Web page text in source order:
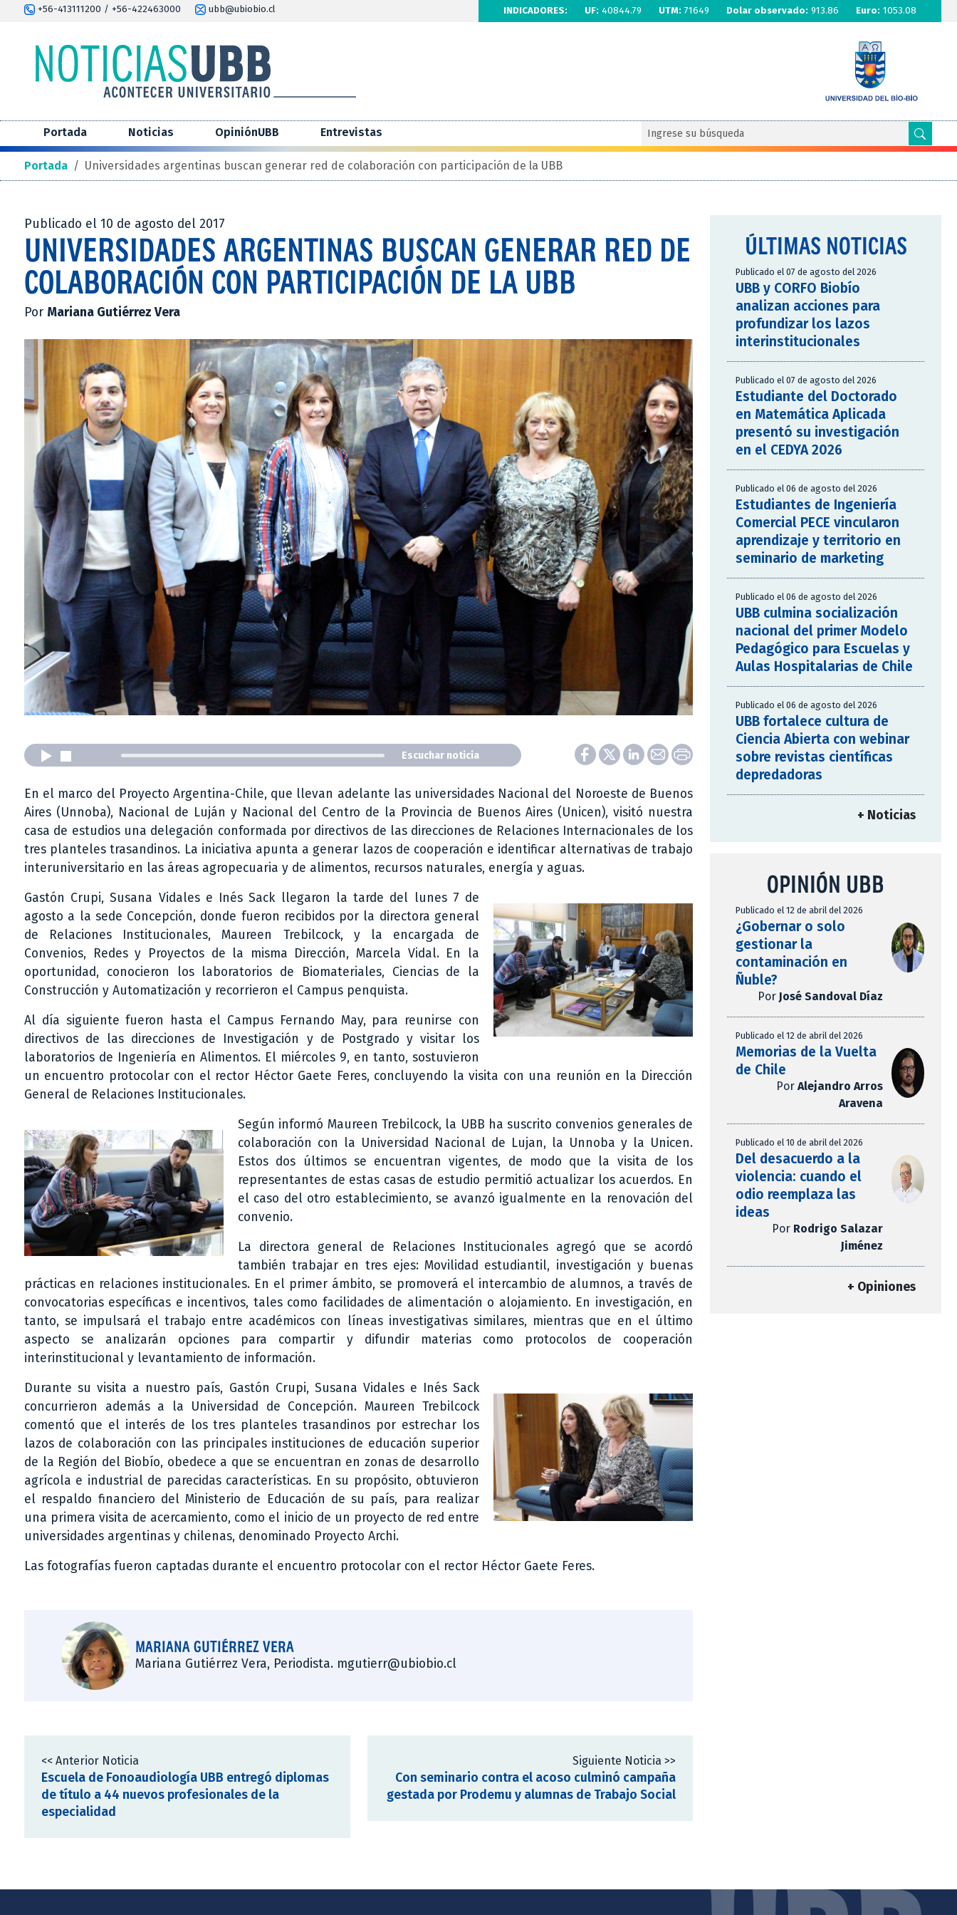
+56-413111200 / +56-422463000 ubb@ubiobio.cl INDICADORES: UF: 40844.79 UTM: 71649 Dolar observado: 913.86 Euro: 1053.08
Portada Noticias OpiniónUBB Entrevistas
Portada / Universidades argentinas buscan generar red de colaboración con participación de la UBB
Publicado el 10 de agosto del 2017
UNIVERSIDADES ARGENTINAS BUSCAN GENERAR RED DE
COLABORACIÓN CON PARTICIPACIÓN DE LA UBB
Por Mariana Gutiérrez Vera
Escuchar noticia
En el marco del Proyecto Argentina-Chile, que llevan adelante las universidades Nacional del Noroeste de Buenos
Aires (Unnoba), Nacional de Luján y Nacional del Centro de la Provincia de Buenos Aires (Unicen), visitó nuestra
casa de estudios una delegación conformada por directivos de las direcciones de Relaciones Internacionales de los
tres planteles trasandinos. La iniciativa apunta a generar lazos de cooperación e identificar alternativas de trabajo
interuniversitario en las áreas agropecuaria y de alimentos, recursos naturales, energía y aguas.
Gastón Crupi, Susana Vidales e Inés Sack llegaron la tarde del lunes 7 de
agosto a la sede Concepción, donde fueron recibidos por la directora general
de Relaciones Institucionales, Maureen Trebilcock, y la encargada de
Convenios, Redes y Proyectos de la misma Dirección, Marcela Vidal. En la
oportunidad, conocieron los laboratorios de Biomateriales, Ciencias de la
Construcción y Automatización y recorrieron el Campus penquista.
Al día siguiente fueron hasta el Campus Fernando May, para reunirse con
directivos de las direcciones de Investigación y de Postgrado y visitar los
laboratorios de Ingeniería en Alimentos. El miércoles 9, en tanto, sostuvieron
un encuentro protocolar con el rector Héctor Gaete Feres, concluyendo la visita con una reunión en la Dirección
General de Relaciones Institucionales.
Según informó Maureen Trebilcock, la UBB ha suscrito convenios generales de
colaboración con la Universidad Nacional de Lujan, la Unnoba y la Unicen.
Estos dos últimos se encuentran vigentes, de modo que la visita de los
representantes de estas casas de estudio permitió actualizar los acuerdos. En
el caso del otro establecimiento, se avanzó igualmente en la renovación del
convenio.
La directora general de Relaciones Institucionales agregó que se acordó
también trabajar en tres ejes: Movilidad estudiantil, investigación y buenas
prácticas en relaciones institucionales. En el primer ámbito, se promoverá el intercambio de alumnos, a través de
convocatorias específicas e incentivos, tales como facilidades de alimentación o alojamiento. En investigación, en
tanto, se impulsará el trabajo entre académicos con líneas investigativas similares, mientras que en el último
aspecto se analizarán opciones para compartir y difundir materias como protocolos de cooperación
interinstitucional y levantamiento de información.
Durante su visita a nuestro país, Gastón Crupi, Susana Vidales e Inés Sack
concurrieron además a la Universidad de Concepción. Maureen Trebilcock
comentó que el interés de los tres planteles trasandinos por estrechar los
lazos de colaboración con las principales instituciones de educación superior
de la Región del Biobío, obedece a que se encuentran en zonas de desarrollo
agrícola e industrial de parecidas características. En su propósito, obtuvieron
el respaldo financiero del Ministerio de Educación de su país, para realizar
una primera visita de acercamiento, como el inicio de un proyecto de red entre
universidades argentinas y chilenas, denominado Proyecto Archi.
Las fotografías fueron captadas durante el encuentro protocolar con el rector Héctor Gaete Feres.
MARIANA GUTIÉRREZ VERA
Mariana Gutiérrez Vera, Periodista. mgutierr@ubiobio.cl
<< Anterior Noticia
Escuela de Fonoaudiología UBB entregó diplomas
de título a 44 nuevos profesionales de la
especialidad
Siguiente Noticia >>
Con seminario contra el acoso culminó campaña
gestada por Prodemu y alumnas de Trabajo Social
ÚLTIMAS NOTICIAS
Publicado el 07 de agosto del 2026
UBB y CORFO Biobío
analizan acciones para
profundizar los lazos
interinstitucionales
Publicado el 07 de agosto del 2026
Estudiante del Doctorado
en Matemática Aplicada
presentó su investigación
en el CEDYA 2026
Publicado el 06 de agosto del 2026
Estudiantes de Ingeniería
Comercial PECE vincularon
aprendizaje y territorio en
seminario de marketing
Publicado el 06 de agosto del 2026
UBB culmina socialización
nacional del primer Modelo
Pedagógico para Escuelas y
Aulas Hospitalarias de Chile
Publicado el 06 de agosto del 2026
UBB fortalece cultura de
Ciencia Abierta con webinar
sobre revistas científicas
depredadoras
+ Noticias
OPINIÓN UBB
Publicado el 12 de abril del 2026
¿Gobernar o solo
gestionar la
contaminación en
Ñuble?
Por José Sandoval Díaz
Publicado el 12 de abril del 2026
Memorias de la Vuelta
de Chile
Por Alejandro Arros
Aravena
Publicado el 10 de abril del 2026
Del desacuerdo a la
violencia: cuando el
odio reemplaza las
ideas
Por Rodrigo Salazar
Jiménez
+ Opiniones